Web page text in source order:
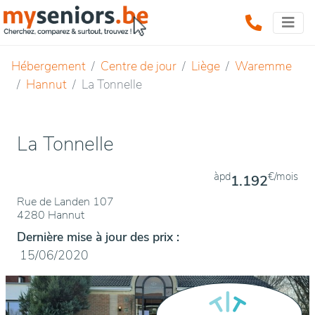
Hébergement Centre de jour Liège
Waremme
Hannut
La Tonnelle
La Tonnelle
Rue de Landen 107
4280 Hannut
àpd1.192€/mois
Dernière mise à jour des prix :
15/06/2020